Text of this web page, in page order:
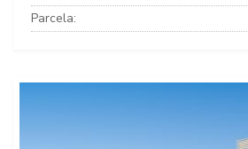
Parcela: